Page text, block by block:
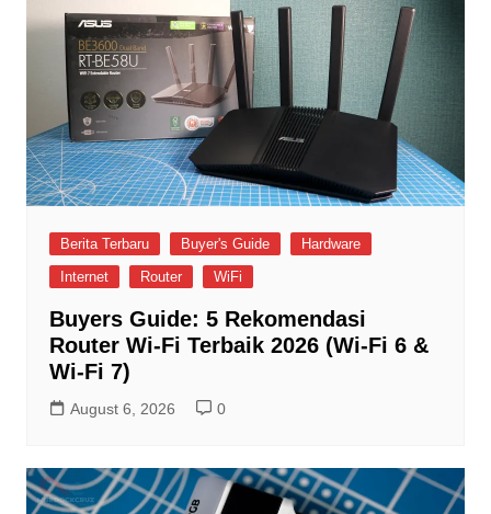
Berita Terbaru Buyer's Guide
Hardware
Internet
Router WiFi
Buyers Guide: 5 Rekomendasi
Router Wi-Fi Terbaik 2026 (Wi-Fi 6 &
Wi-Fi 7)
August 6, 2026 0